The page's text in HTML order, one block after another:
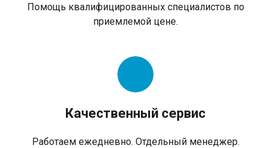
Помощь квалифицированных специалистов по
приемлемой цене.
Качественный сервис
Работаем ежедневно. Отдельный менеджер.